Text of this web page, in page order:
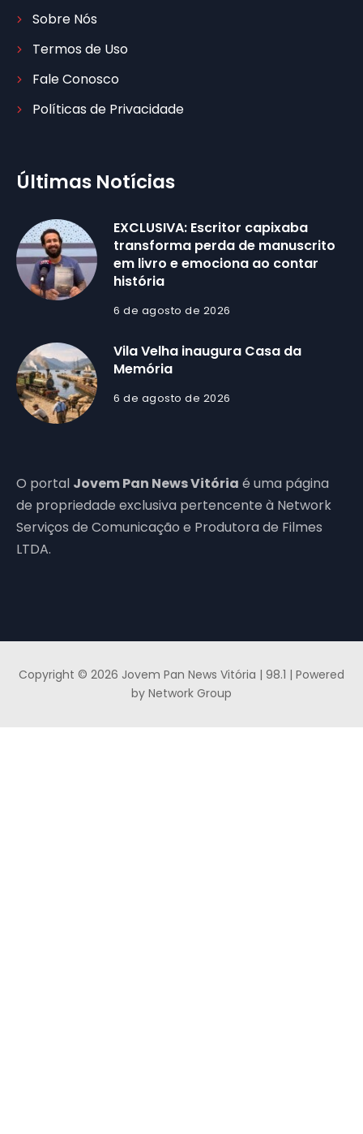
Sobre Nós
Termos de Uso
Fale Conosco
Políticas de Privacidade
Últimas Notícias
EXCLUSIVA: Escritor capixaba
transforma perda de manuscrito
em livro e emociona ao contar
história
6 de agosto de 2026
Vila Velha inaugura Casa da
Memória
6 de agosto de 2026
O portal Jovem Pan News Vitória é uma página
de propriedade exclusiva pertencente à Network
Serviços de Comunicação e Produtora de Filmes
LTDA.
Copyright © 2026 Jovem Pan News Vitória | 98.1 | Powered
by Network Group